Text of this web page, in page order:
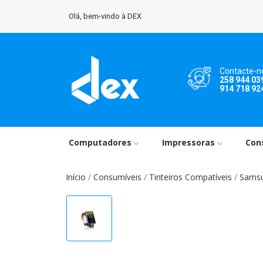
Olá, bem-vindo à DEX
Contacte-
258 944
914 718
Computadores Impressoras
Início Consumíveis Tinteiros Compatíveis